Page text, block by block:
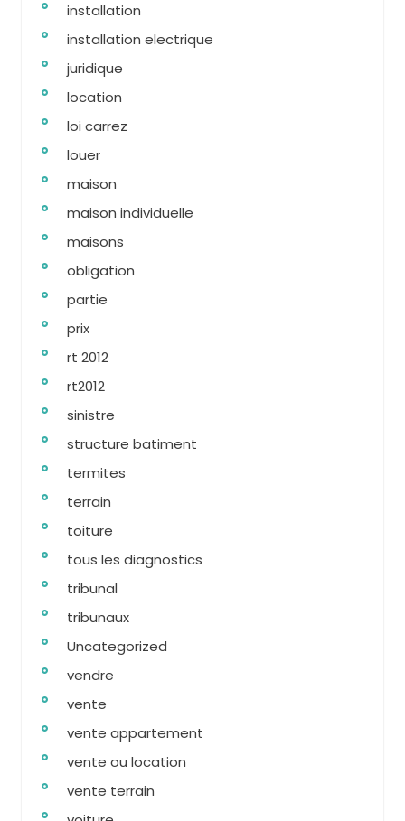
installation
installation electrique
juridique
location
loi carrez
louer
maison
maison individuelle
maisons
obligation
partie
prix
rt 2012
rt2012
sinistre
structure batiment
termites
terrain
toiture
tous les diagnostics
tribunal
tribunaux
Uncategorized
vendre
vente
vente appartement
vente ou location
vente terrain